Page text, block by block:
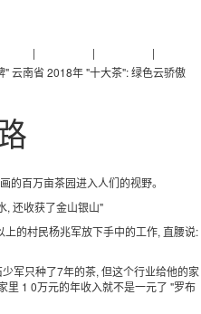
| | |
"云南省 2018年 "十大茶": 绿色云骄傲
的百万亩茶园进入人们的视野。
, 还收获了金山银山"
的村民杨兆军放下手中的工作, 直腰说:
军只种了7年的茶, 但这个行业给他的家
里 1 0万元的年收入就不是一元了 "罗布